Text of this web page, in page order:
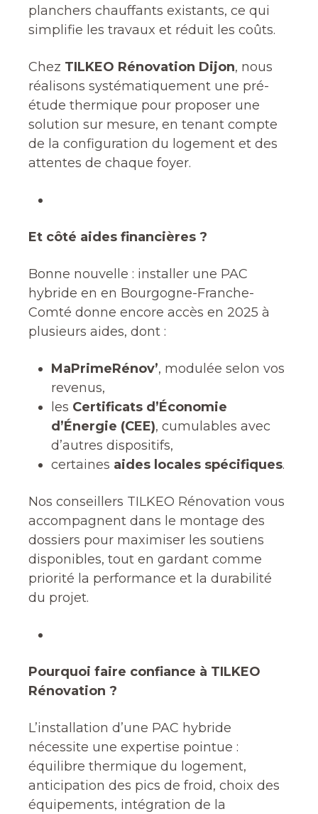
planchers chauffants existants, ce qui
simplifie les travaux et réduit les coûts.
Chez TILKEO Rénovation Dijon, nous
réalisons systématiquement une pré-
étude thermique pour proposer une
solution sur mesure, en tenant compte
de la configuration du logement et des
attentes de chaque foyer.
Et côté aides financières ?
Bonne nouvelle : installer une PAC
hybride en en Bourgogne-Franche-
Comté donne encore accès en 2025 à
plusieurs aides, dont :
MaPrimeRénov’, modulée selon vos
revenus,
les Certificats d’Économie
d’Énergie (CEE), cumulables avec
d’autres dispositifs,
certaines aides locales spécifiques.
Nos conseillers TILKEO Rénovation vous
accompagnent dans le montage des
dossiers pour maximiser les soutiens
disponibles, tout en gardant comme
priorité la performance et la durabilité
du projet.
Pourquoi faire confiance à TILKEO
Rénovation ?
L’installation d’une PAC hybride
nécessite une expertise pointue :
équilibre thermique du logement,
anticipation des pics de froid, choix des
équipements, intégration de la